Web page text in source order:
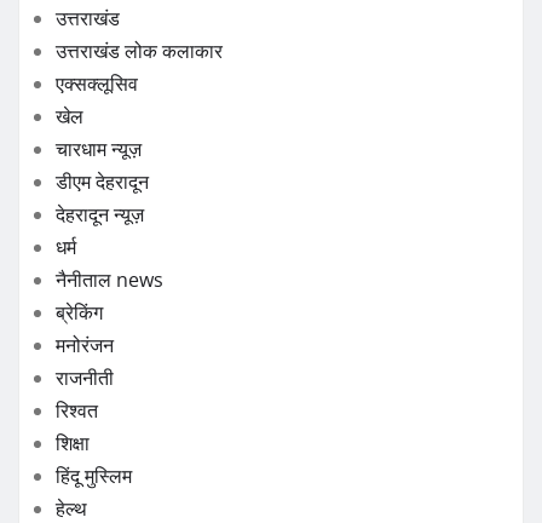
उत्तराखंड
उत्तराखंड लोक कलाकार
एक्सक्लूसिव
खेल
चारधाम न्यूज़
डीएम देहरादून
देहरादून न्यूज़
धर्म
नैनीताल news
ब्रेकिंग
मनोरंजन
राजनीती
रिश्वत
शिक्षा
हिंदू मुस्लिम
हेल्थ